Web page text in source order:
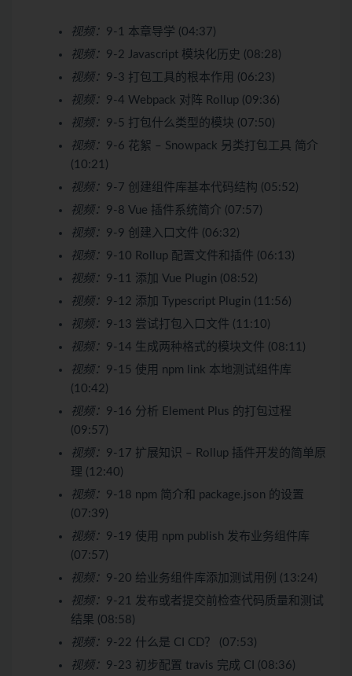
视频： 9-1 本章导学 (04:37)
视频： 9-2 Javascript 模块化历史 (08:28)
视频： 9-3 打包工具的根本作用 (06:23)
视频： 9-4 Webpack 对阵 Rollup (09:36)
视频： 9-5 打包什么类型的模块 (07:50)
视频： 9-6 花絮 – Snowpack 另类打包工具 简介
(10:21)
视频： 9-7 创建组件库基本代码结构 (05:52)
视频： 9-8 Vue 插件系统简介 (07:57)
视频： 9-9 创建入口文件 (06:32)
视频： 9-10 Rollup 配置文件和插件 (06:13)
视频： 9-11 添加 Vue Plugin (08:52)
视频： 9-12 添加 Typescript Plugin (11:56)
视频： 9-13 尝试打包入口文件 (11:10)
视频： 9-14 生成两种格式的模块文件 (08:11)
视频： 9-15 使用 npm link 本地测试组件库
(10:42)
视频： 9-16 分析 Element Plus 的打包过程
(09:57)
视频： 9-17 扩展知识 – Rollup 插件开发的简单原
理 (12:40)
视频： 9-18 npm 简介和 package.json 的设置
(07:39)
视频： 9-19 使用 npm publish 发布业务组件库
(07:57)
视频： 9-20 给业务组件库添加测试用例 (13:24)
视频： 9-21 发布或者提交前检查代码质量和测试
结果 (08:58)
视频： 9-22 什么是 CI CD？ (07:53)
视频： 9-23 初步配置 travis 完成 CI (08:36)